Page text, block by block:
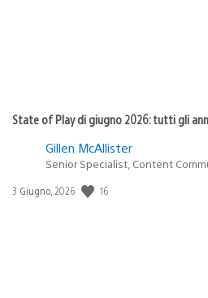
State of Play di giugno 2026: tutti gli
Gillen McAllister
Senior Specialist, Content
Data
3 Giugno, 2026 16